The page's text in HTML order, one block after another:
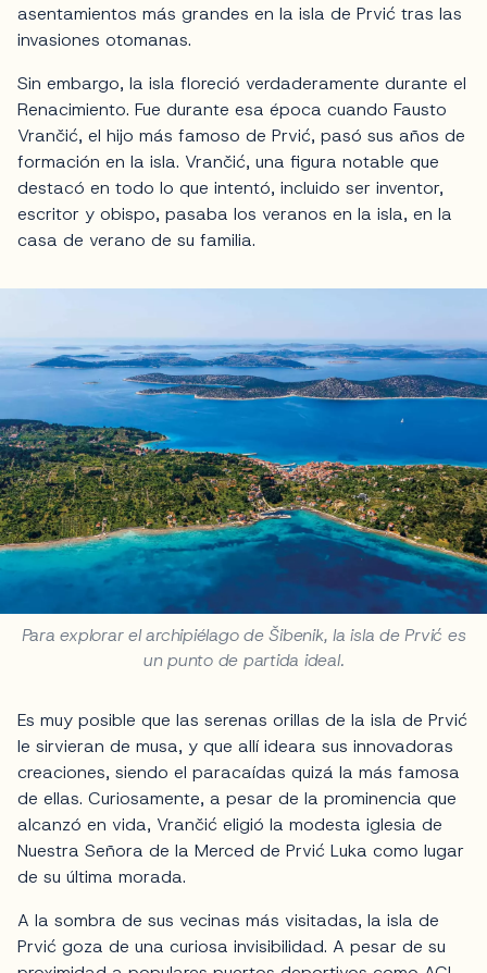
asentamientos más grandes en la isla de Prvić tras las
invasiones otomanas.
Sin embargo, la isla floreció verdaderamente durante el
Renacimiento. Fue durante esa época cuando Fausto
Vrančić, el hijo más famoso de Prvić, pasó sus años de
formación en la isla. Vrančić, una figura notable que
destacó en todo lo que intentó, incluido ser inventor,
escritor y obispo, pasaba los veranos en la isla, en la
casa de verano de su familia.
Para explorar el archipiélago de Šibenik, la isla de Prvić es
un punto de partida ideal.
Es muy posible que las serenas orillas de la isla de Prvić
le sirvieran de musa, y que allí ideara sus innovadoras
creaciones, siendo el paracaídas quizá la más famosa
de ellas. Curiosamente, a pesar de la prominencia que
alcanzó en vida, Vrančić eligió la modesta iglesia de
Nuestra Señora de la Merced de Prvić Luka como lugar
de su última morada.
A la sombra de sus vecinas más visitadas, la isla de
Prvić goza de una curiosa invisibilidad. A pesar de su